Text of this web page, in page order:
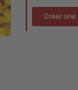
Créer